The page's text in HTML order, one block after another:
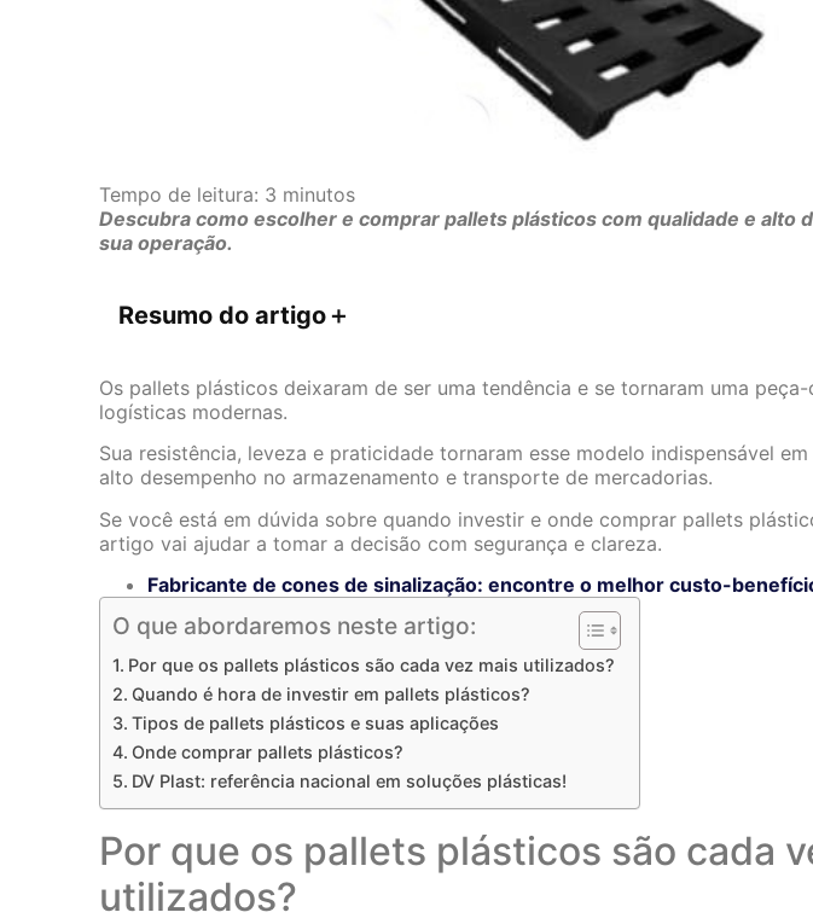
Tempo de leitura: 3 minutos
Descubra como escolher e comprar pallets plásticos com qualidade e alto
sua operação.
Resumo do artigo＋
Os pallets plásticos deixaram de ser uma tendência e se tornaram uma
logísticas modernas.
Sua resistência, leveza e praticidade tornaram esse modelo indispensável
alto desempenho no armazenamento e transporte de mercadorias.
Se você está em dúvida sobre quando investir e onde comprar pallets
artigo vai ajudar a tomar a decisão com segurança e clareza.
Fabricante de cones de sinalização: encontre o melhor custo-
O que abordaremos neste artigo:
Por que os pallets plásticos são cada vez mais utilizados?
Quando é hora de investir em pallets plásticos?
Tipos de pallets plásticos e suas aplicações
Onde comprar pallets plásticos?
DV Plast: referência nacional em soluções plásticas!
Por que os pallets plásticos são cada
utilizados?